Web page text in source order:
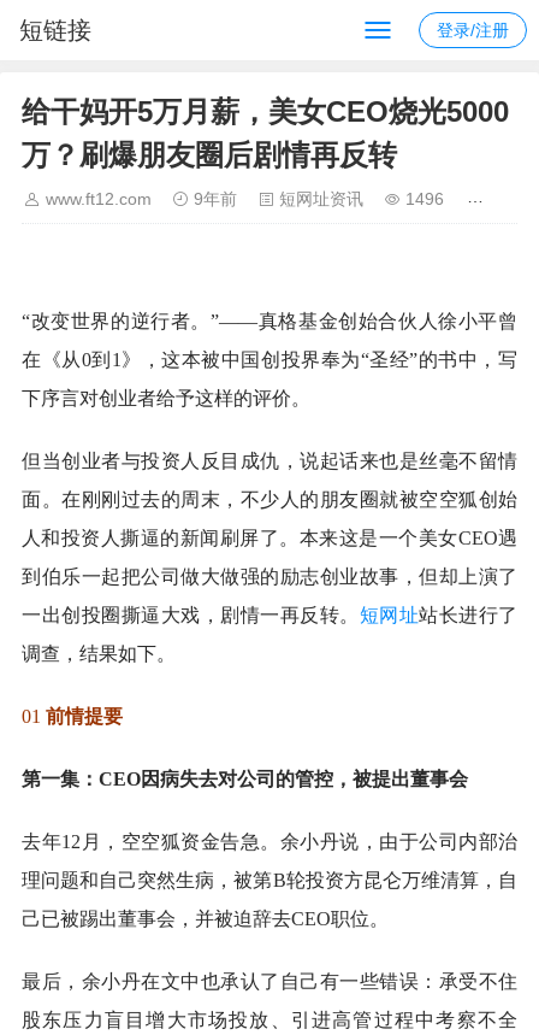
短链接 登录/注册
给干妈开5万月薪，美女CEO烧光5000
万？刷爆朋友圈后剧情再反转
www.ft12.com 9年前 短网址资讯 1496
“改变世界的逆行者。”——真格基金创始合伙人徐小平曾
在《从0到1》，这本被中国创投界奉为“圣经”的书中，写
下序言对创业者给予这样的评价。
但当创业者与投资人反目成仇，说起话来也是丝毫不留情
面。在刚刚过去的周末，不少人的朋友圈就被空空狐创始
人和投资人撕逼的新闻刷屏了。本来这是一个美女CEO遇
到伯乐一起把公司做大做强的励志创业故事，但却上演了
一出创投圈撕逼大戏，剧情一再反转。 短网址站长进行了
调查，结果如下。
01 前情提要
第一集：CEO因病失去对公司的管控，被提出董事会
去年12月，空空狐资金告急。余小丹说，由于公司内部治
理问题和自己突然生病，被第B轮投资方昆仑万维清算，自
己已被踢出董事会，并被迫辞去CEO职位。
最后，余小丹在文中也承认了自己有一些错误：承受不住
股东压力盲目增大市场投放、引进高管过程中考察不全